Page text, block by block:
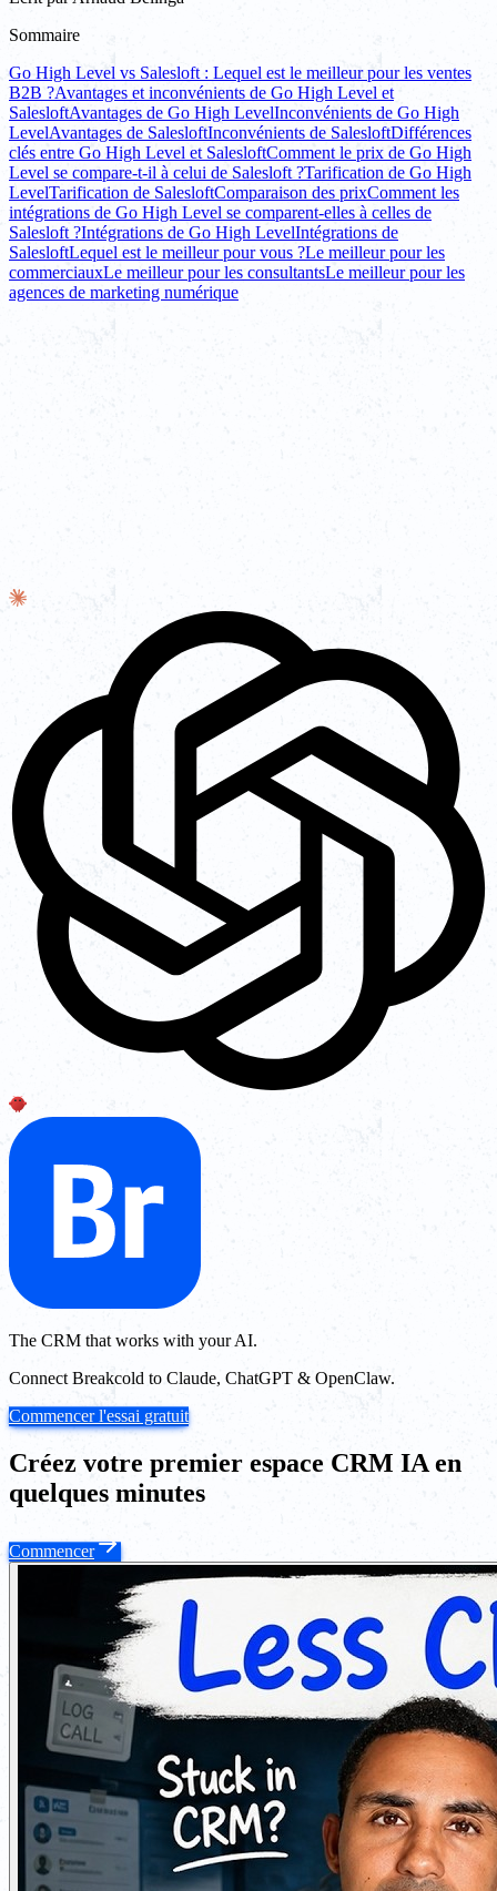
Sommaire
Go High Level vs Salesloft : Lequel est le meilleur pour les ventes
B2B ?Avantages et inconvénients de Go High Level et
SalesloftAvantages de Go High LevelInconvénients de Go High
LevelAvantages de SalesloftInconvénients de SalesloftDifférences
clés entre Go High Level et SalesloftComment le prix de Go High
Level se compare-t-il à celui de Salesloft ?Tarification de Go High
LevelTarification de SalesloftComparaison des prixComment les
intégrations de Go High Level se comparent-elles à celles de
Salesloft ?Intégrations de Go High LevelIntégrations de
SalesloftLequel est le meilleur pour vous ?Le meilleur pour les
commerciauxLe meilleur pour les consultantsLe meilleur pour les
agences de marketing numérique
The CRM that works with your AI.
Connect Breakcold to Claude, ChatGPT & OpenClaw.
Commencer l'essai gratuit
Créez votre premier espace CRM IA en
quelques minutes
Commencer